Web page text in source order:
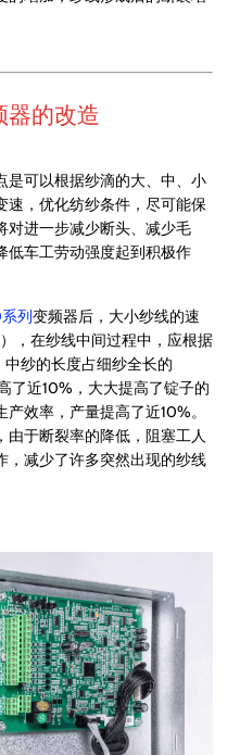
器的改造
是可以根据纱滴的大、中、小
速，优化纺纱条件，尽可能保
对进一步减少断头、减少毛
低车工劳动强度起到积极作
列变频器后，大小纱线的速
，在纱线中间过程中，应根据
纱的长度占细纱全长的
了近10%，大大提高了锭子的
效率，产量提高了近10%。
于断裂率的降低，阻塞工人
，减少了许多突然出现的纱线